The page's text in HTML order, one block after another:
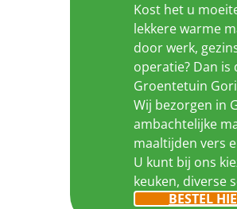
Kost het u
lekkere warme
door werk,
operatie? Dan is
Groentetuin
Wij bezorgen in
ambachtelijke
maaltijden vers
U kunt bij ons
keuken, diverse
BESTEL